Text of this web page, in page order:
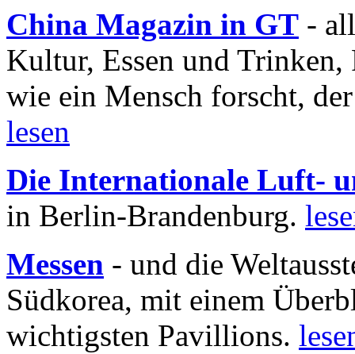
China Magazin in GT -
Kultur, Essen und
wie ein Mensch forscht,
lesen
Die Internationale Luft-
in Berlin-Brandenburg.
Messen - und die
Südkorea, mit einem
wichtigsten Pavillions.